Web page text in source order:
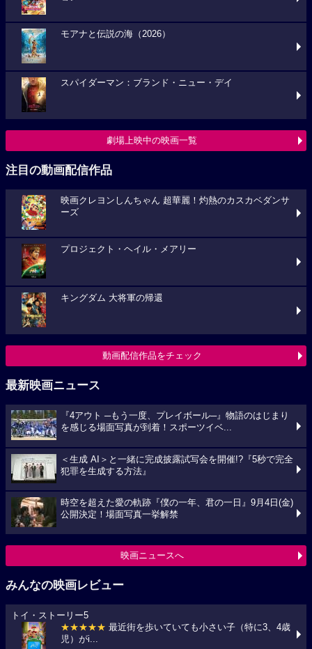
モアナと伝説の海（2026）
スパイダーマン：ブランド・ニュー・デイ
劇場上映中の映画一覧
注目の動画配信作品
映画クレヨンしんちゃん 超華麗！灼熱のカスカベダンサ
ーズ
プロジェクト・ヘイル・メアリー
キングダム 大将軍の帰還
動画配信作品をチェック
最新映画ニュース
『4アウト ─もう一度、プレイボール─』物語のはじまり
を感じる場面写真が到着！スポーツイベ...
＜生成 AI＞と一緒に完成披露試写会を開催!?『5秒で完全
犯罪を生成する方法』
時空を超えた愛の軌跡『僕の一年、君の一日』9月4日(金)
公開決定！場面写真一挙解禁
映画ニュースへ
みんなの映画レビュー
トイ・ストーリー5
★★★★★ 最近街を歩いていても小さい子（特に3、4歳
児）がi...